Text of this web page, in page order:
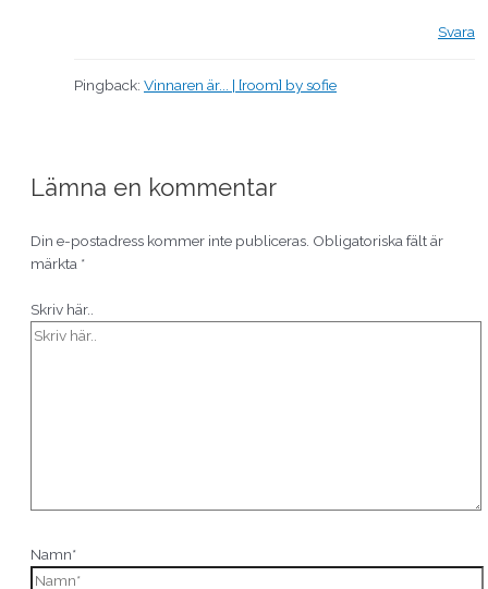
Svara
Pingback: Vinnaren är... | [room] by sofie
Lämna en kommentar
Din e-postadress kommer inte publiceras. Obligatoriska fält är
märkta *
Skriv här..
Namn*